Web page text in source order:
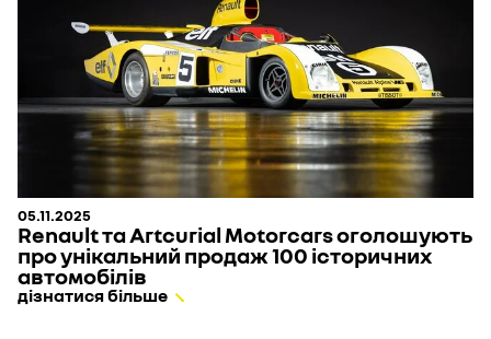
05.11.2025
Renault та Artcurial Motorcars оголошують
про унікальний продаж 100 історичних
автомобілів
дізнатися більше